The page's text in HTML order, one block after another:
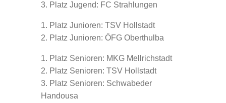
3. Platz Jugend: FC Strahlungen
1. Platz Junioren: TSV Hollstadt
2. Platz Junioren: ÖFG Oberthulba
1. Platz Senioren: MKG Mellrichstadt
2. Platz Senioren: TSV Hollstadt
3. Platz Senioren: Schwabeder
Handousa